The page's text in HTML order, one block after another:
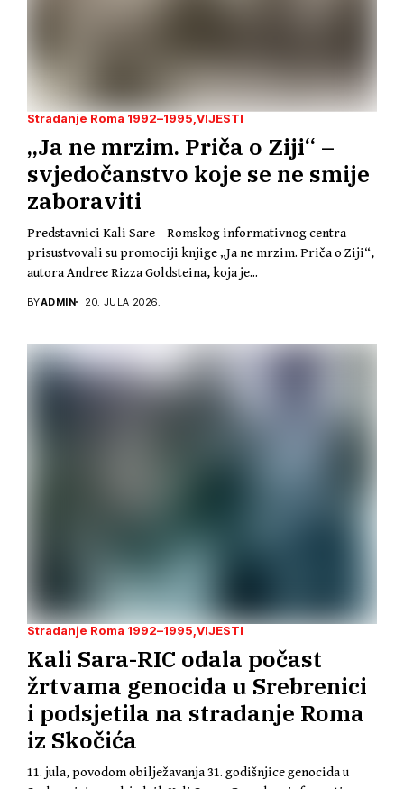
Stradanje Roma 1992–1995 VIJESTI
„Ja ne mrzim. Priča o Ziji“ –
svjedočanstvo koje se ne smije
zaboraviti
Predstavnici Kali Sare – Romskog informativnog centra
prisustvovali su promociji knjige „Ja ne mrzim. Priča o Ziji“,
autora Andree Rizza Goldsteina, koja je...
BYADMIN 20. JULA 2026.
Stradanje Roma 1992–1995 VIJESTI
Kali Sara-RIC odala počast
žrtvama genocida u Srebrenici
i podsjetila na stradanje Roma
iz Skočića
11. jula, povodom obilježavanja 31. godišnjice genocida u